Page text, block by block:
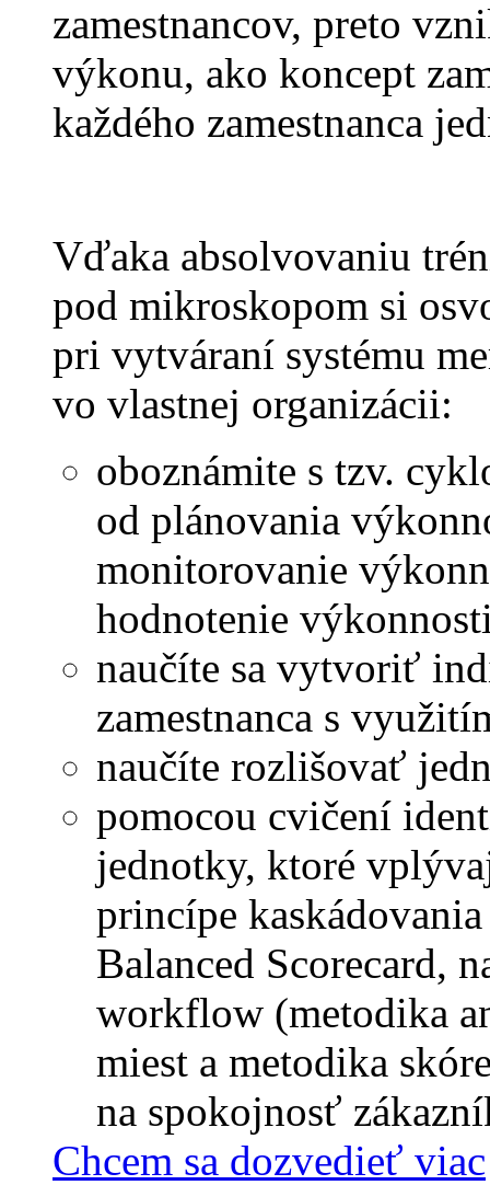
zamestnancov, preto
výkonu, ako koncept
každého zamestnanca
Vďaka absolvovaniu
pod mikroskopom si
pri vytváraní systému
vo vlastnej organizácii:
oboznámite s tzv.
od plánovania
monitorovanie
hodnotenie
naučíte sa vytvoriť
zamestnanca s
naučíte rozlišovať
pomocou cvičení
jednotky, ktoré
princípe
Balanced Scorecard,
workflow (metodika
miest a metodika
na spokojnosť
Chcem sa dozvedieť viac